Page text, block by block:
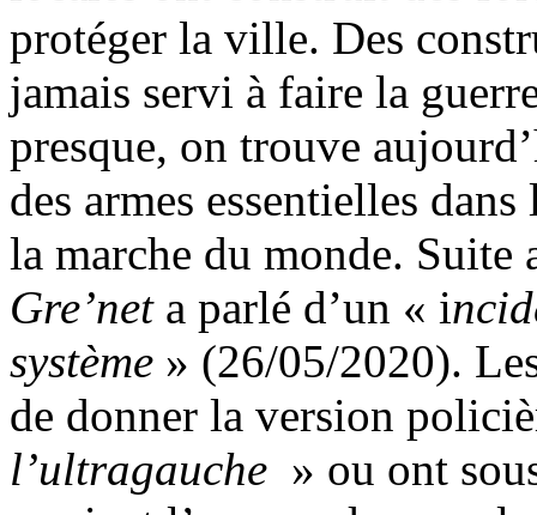
protéger la ville. Des
jamais servi à faire la
presque, on trouve
des armes essentielles
la marche du monde.
Gre’neta parlé d’un « i
système » (26/05/2020).
de donner la version
l’ultragauche » ou ont